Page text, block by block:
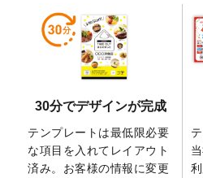
暑中見舞いのデ
しました。
2026/5/28
【新商品】マグ
きるようになり
の全4ステップを
た。
2026/4/23
コラム「 画像の
グ」「テンプレ
30分でデザインが完成
テンプレートは最低限必要
な項目を入れてレイアウト
済み。お客様の情報に変更